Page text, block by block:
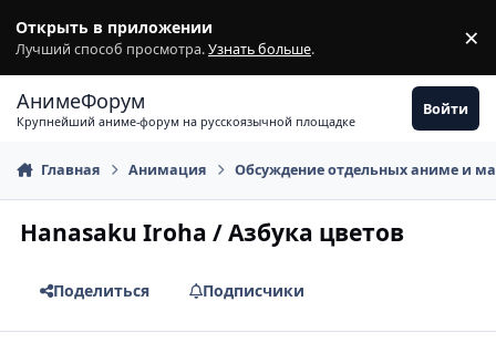
Открыть в приложении
Лучший способ просмотра.Узнать больше. ×
АнимеФорум
Крупнейший аниме-форум на русскоязычной площадке
Войти
Главная Анимация Обсуждение отдельных аниме и
Hanasaku Iroha / Азбука цветов
Поделиться Подписчики